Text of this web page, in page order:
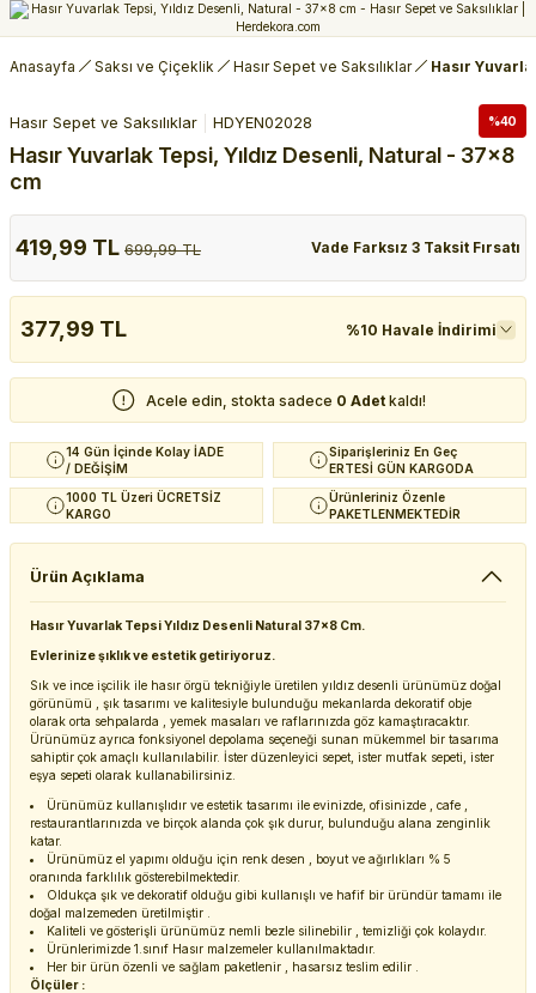
Anasayfa Saksı ve Çiçeklik Hasır Sepet ve Saksılıklar Hasır
%40
Hasır Sepet ve Saksılıklar HDYEN02028
Hasır Yuvarlak Tepsi, Yıldız Desenli, Natural - 37x8
cm
419,99 TL 699,99 TL Vade Farksız 3 Taksit Fırsatı
377,99 TL %10 Havale İndirimi
Acele edin, stokta sadece 0 Adet kaldı!
14 Gün İçinde Kolay İADE
/ DEĞİŞİM
Siparişleriniz En Geç
ERTESİ GÜN KARGODA
1000 TL Üzeri ÜCRETSİZ
KARGO
Ürünleriniz Özenle
PAKETLENMEKTEDİR
Ürün Açıklama
Hasır Yuvarlak Tepsi Yıldız Desenli Natural 37x8 Cm.
Evlerinize şıklık ve estetik getiriyoruz.
Sık ve ince işcilik ile hasır örgü tekniğiyle üretilen yıldız desenli ürünümüz doğal
görünümü , şık tasarımı ve kalitesiyle bulunduğu mekanlarda dekoratif obje
olarak orta sehpalarda , yemek masaları ve raflarınızda göz kamaştıracaktır.
Ürünümüz ayrıca fonksiyonel depolama seçeneği sunan mükemmel bir tasarıma
sahiptir çok amaçlı kullanılabilir. İster düzenleyici sepet, ister mutfak sepeti, ister
eşya sepeti olarak kullanabilirsiniz.
Ürünümüz kullanışlıdır ve estetik tasarımı ile evinizde, ofisinizde , cafe ,
restaurantlarınızda ve birçok alanda çok şık durur, bulunduğu alana zenginlik
katar.
Ürünümüz el yapımı olduğu için renk desen , boyut ve ağırlıkları % 5
oranında farklılık gösterebilmektedir.
Oldukça şık ve dekoratif olduğu gibi kullanışlı ve hafif bir üründür tamamı ile
doğal malzemeden üretilmiştir .
Kaliteli ve gösterişli ürünümüz nemli bezle silinebilir , temizliği çok kolaydır.
Ürünlerimizde 1.sınıf Hasır malzemeler kullanılmaktadır.
Her bir ürün özenli ve sağlam paketlenir , hasarsız teslim edilir .
Ölçüler :